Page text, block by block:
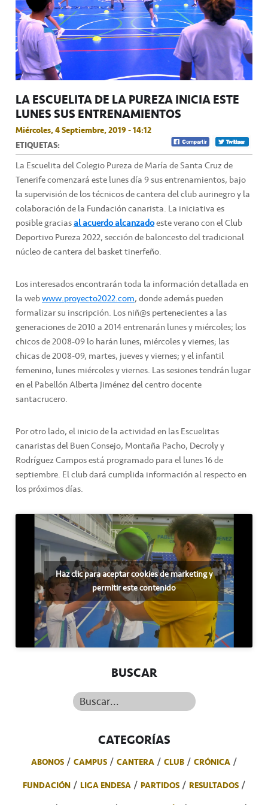
LA ESCUELITA DE LA PUREZA INICIA ESTE
LUNES SUS ENTRENAMIENTOS
Miércoles, 4 Septiembre, 2019 - 14:12
ETIQUETAS:
La Escuelita del Colegio Pureza de María de Santa Cruz de
Tenerife comenzará este lunes día 9 sus entrenamientos, bajo
la supervisión de los técnicos de cantera del club aurinegro y la
colaboración de la Fundación canarista. La iniciativa es
posible graciasal acuerdo alcanzadoeste verano con el Club
Deportivo Pureza 2022, sección de baloncesto del tradicional
núcleo de cantera del basket tinerfeño.
Los interesados encontrarán toda la información detallada en
la webwww.proyecto2022.com, donde además pueden
formalizar su inscripción. Los niñ@s pertenecientes a las
generaciones de 2010 a 2014 entrenarán lunes y miércoles; los
chicos de 2008-09 lo harán lunes, miércoles y viernes; las
chicas de 2008-09, martes, jueves y viernes; y el infantil
femenino, lunes miércoles y viernes. Las sesiones tendrán lugar
en el Pabellón Alberta Jiménez del centro docente
santacrucero.
Por otro lado, el inicio de la actividad en las Escuelitas
canaristas del Buen Consejo, Montaña Pacho, Decroly y
Rodríguez Campos está programado para el lunes 16 de
septiembre. El club dará cumplida información al respecto en
los próximos días.
Haz clic para aceptar cookies de marketing y
permitir este contenido
BUSCAR
Buscar...
CATEGORÍAS
ABONOS CAMPUS CANTERA CLUB
CRÓNICA
FUNDACIÓN
LIGA ENDESA PARTIDOS
RESULTADOS